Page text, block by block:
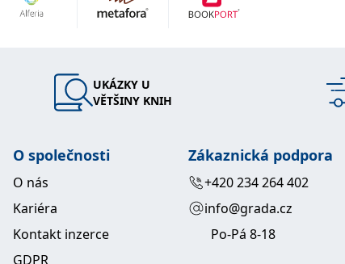
UKÁZKY U
VĚTŠINY KNIH
O společnosti
O nás
Kariéra
Kontakt inzerce
GDPR
Zákaznická podpora
+420 234 264 402
info@grada.cz
Po-Pá 8-18